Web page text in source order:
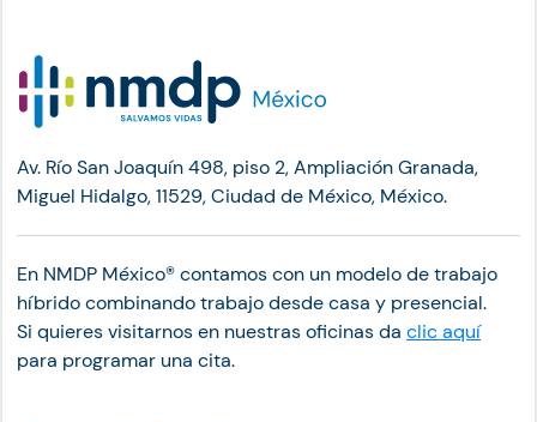
Av. Río San Joaquín 498, piso 2, Ampliación Granada,
Miguel Hidalgo, 11529, Ciudad de México, México.
En NMDP México®︎ contamos con un modelo de trabajo
híbrido combinando trabajo desde casa y presencial.
Si quieres visitarnos en nuestras oficinas da clic aquí
para programar una cita.